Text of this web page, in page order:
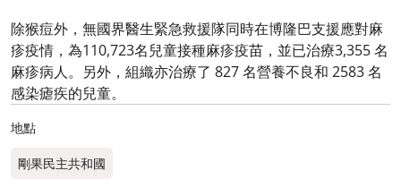
除猴痘外，無國界醫生緊急救援隊同時在博隆巴支援應對麻
疹疫情，為110,723名兒童接種麻疹疫苗，並已治療3,355 名
麻疹病人。另外，組織亦治療了 827 名營養不良和 2583 名
感染瘧疾的兒童。
地點
剛果民主共和國